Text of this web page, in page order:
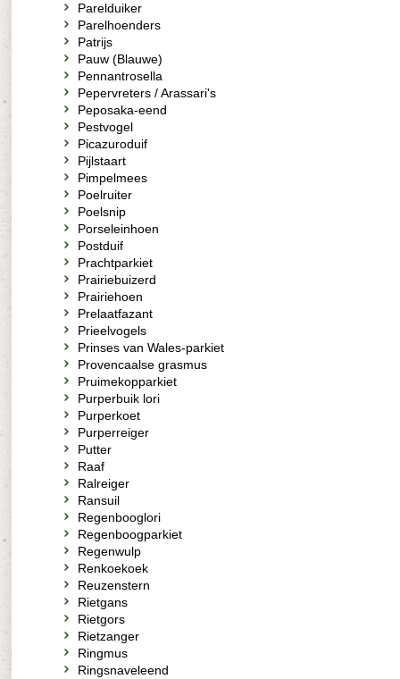
Parelduiker
Parelhoenders
Patrijs
Pauw (Blauwe)
Pennantrosella
Pepervreters / Arassari's
Peposaka-eend
Pestvogel
Picazuroduif
Pijlstaart
Pimpelmees
Poelruiter
Poelsnip
Porseleinhoen
Postduif
Prachtparkiet
Prairiebuizerd
Prairiehoen
Prelaatfazant
Prieelvogels
Prinses van Wales-parkiet
Provencaalse grasmus
Pruimekopparkiet
Purperbuik lori
Purperkoet
Purperreiger
Putter
Raaf
Ralreiger
Ransuil
Regenbooglori
Regenboogparkiet
Regenwulp
Renkoekoek
Reuzenstern
Rietgans
Rietgors
Rietzanger
Ringmus
Ringsnaveleend